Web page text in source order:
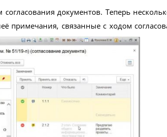
документов. Теперь
примечания, связанные с ходом